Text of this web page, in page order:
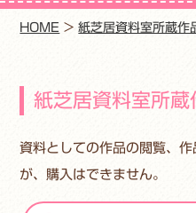
HOME >紙芝居資料室所蔵作
紙芝居資料室所蔵
資料としての作品の閲覧、
が、購入はできません。